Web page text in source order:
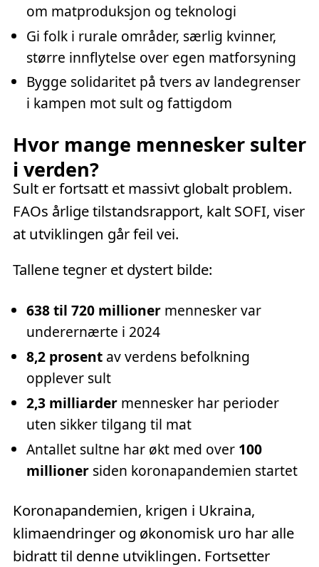
om matproduksjon og teknologi
Gi folk i rurale områder, særlig kvinner,
større innflytelse over egen matforsyning
Bygge solidaritet på tvers av landegrenser
i kampen mot sult og fattigdom
Hvor mange mennesker sulter
i verden?
Sult er fortsatt et massivt globalt problem.
FAOs årlige tilstandsrapport, kalt SOFI, viser
at utviklingen går feil vei.
Tallene tegner et dystert bilde:
638 til 720 millioner mennesker var
underernærte i 2024
8,2 prosent av verdens befolkning
opplever sult
2,3 milliarder mennesker har perioder
uten sikker tilgang til mat
Antallet sultne har økt med over 100
millioner siden koronapandemien startet
Koronapandemien, krigen i Ukraina,
klimaendringer og økonomisk uro har alle
bidratt til denne utviklingen. Fortsetter